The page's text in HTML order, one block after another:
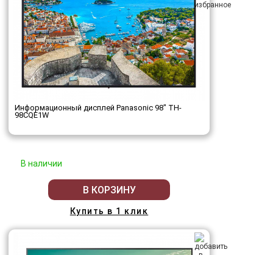
Информационный дисплей Panasonic 98" TH-
98CQE1W
В наличии
В КОРЗИНУ
Купить в 1 клик